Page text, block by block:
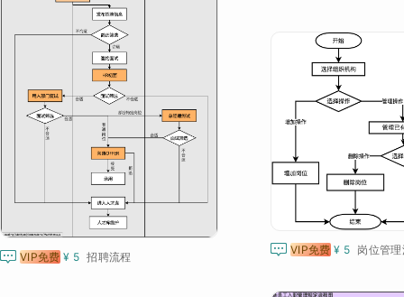
 VIP免费 ¥ 5 招聘流程  VIP免费 ¥ 5 岗位管